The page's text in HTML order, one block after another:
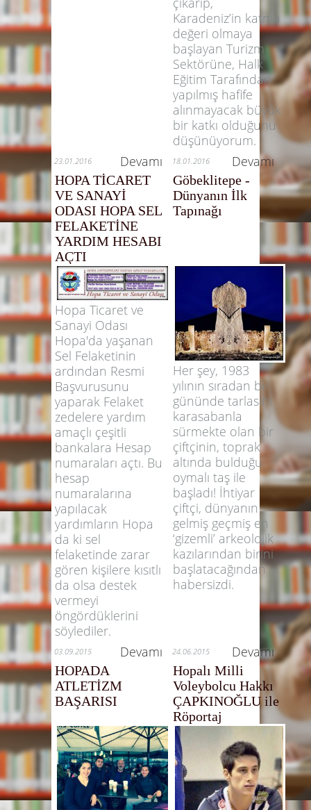
Karadeniz’in katma
değeri olmaya
başlayan Turizm
Sektörüne, Halk
Eğitim Tarafından
yapılmış hafife
alınmayacak büyük
bir katkı olduğunu
düşünüyorum.
23.01.2016 Devamı 18.01.2016 Devamı
HOPA TİCARET
VE SANAYİ
ODASI HOPA SEL
FELAKETİNE
YARDIM HESABI
AÇTI
Göbeklitepe -
Dünyanın İlk
Tapınağı
Hopa Ticaret ve
Sanayi Odası
Hopa'da yaşanan
Sel Felaketinin
ardından Resmi
Başvurusunu
yaparak Felaket
zedelere yardım
amaçlı çeşitli
bankalara Hesap
numaraları açtı. Bu
hesap
numaralarına
yapılacak
yardımların Hopa
da ki sel
felaketinde zarar
gören kişilere kısıtlı
da olsa destek
vermeyi
öngördüklerini
söylediler.
Her şey, 1983
yılının sıradan bir
gününde tarlasını
karasabanla
sürmekte olan bir
çiftçinin, toprak
altında bulduğu
oymalı taş ile
başladı! İhtiyar
çiftçi, dünyanın
gelmiş geçmiş en
‘gizemli’ arkeolojik
kazılarından birini
başlatacağından
habersizdi.
03.09.2015 Devamı 24.06.2015 Devamı
HOPADA
ATLETİZM
BAŞARISI
Hopalı Milli
Voleybolcu Hakkı
ÇAPKINOĞLU ile
Röportaj